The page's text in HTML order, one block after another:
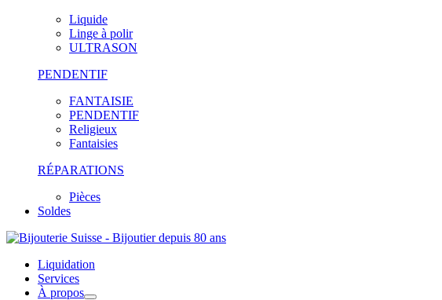
Liquide
Linge à polir
ULTRASON
PENDENTIF
FANTAISIE
PENDENTIF
Religieux
Fantaisies
RÉPARATIONS
Pièces
Soldes
Liquidation
Services
À propos